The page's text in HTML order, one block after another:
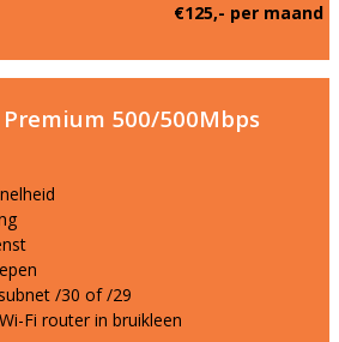
€125,- per maand
500/500Mbps
/30 of /29
Fi router in bruikleen